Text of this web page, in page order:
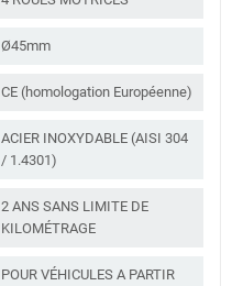
Ø45mm
CE (homologation Européenne)
ACIER INOXYDABLE (AISI 304
/ 1.4301)
2 ANS SANS LIMITE DE
KILOMÉTRAGE
POUR VÉHICULES A PARTIR